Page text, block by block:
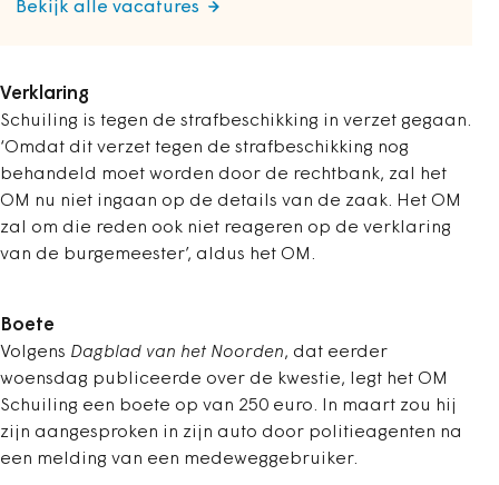
Bekijk alle vacatures
Verklaring
Schuiling is tegen de strafbeschikking in verzet gegaan.
‘Omdat dit verzet tegen de strafbeschikking nog
behandeld moet worden door de rechtbank, zal het
OM nu niet ingaan op de details van de zaak. Het OM
zal om die reden ook niet reageren op de verklaring
van de burgemeester’, aldus het OM.
Boete
Volgens Dagblad van het Noorden, dat eerder
woensdag publiceerde over de kwestie, legt het OM
Schuiling een boete op van 250 euro. In maart zou hij
zijn aangesproken in zijn auto door politieagenten na
een melding van een medeweggebruiker.